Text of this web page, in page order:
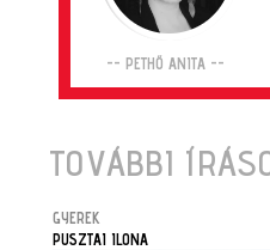
-- PETHŐ ANITA --
TOVÁBBI
GYEREK
PUSZTAI ILONA